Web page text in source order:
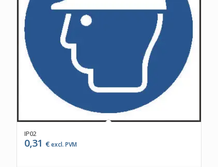
IP02
0,31 €excl. PVM